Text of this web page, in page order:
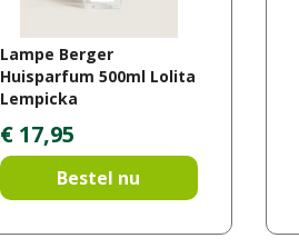
Lampe Berger
Huisparfum 500ml Lolita
Lempicka
€ 17,95
Bestel nu